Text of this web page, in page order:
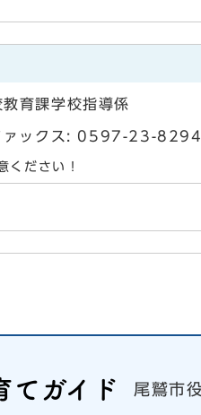
育課学校指導係
ァックス: 0597-23-
ください！
尾鷲市